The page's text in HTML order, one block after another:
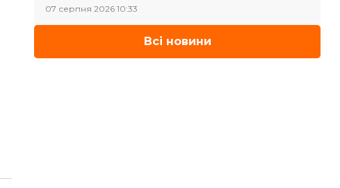
07 серпня 2026 10:33
Всі новини